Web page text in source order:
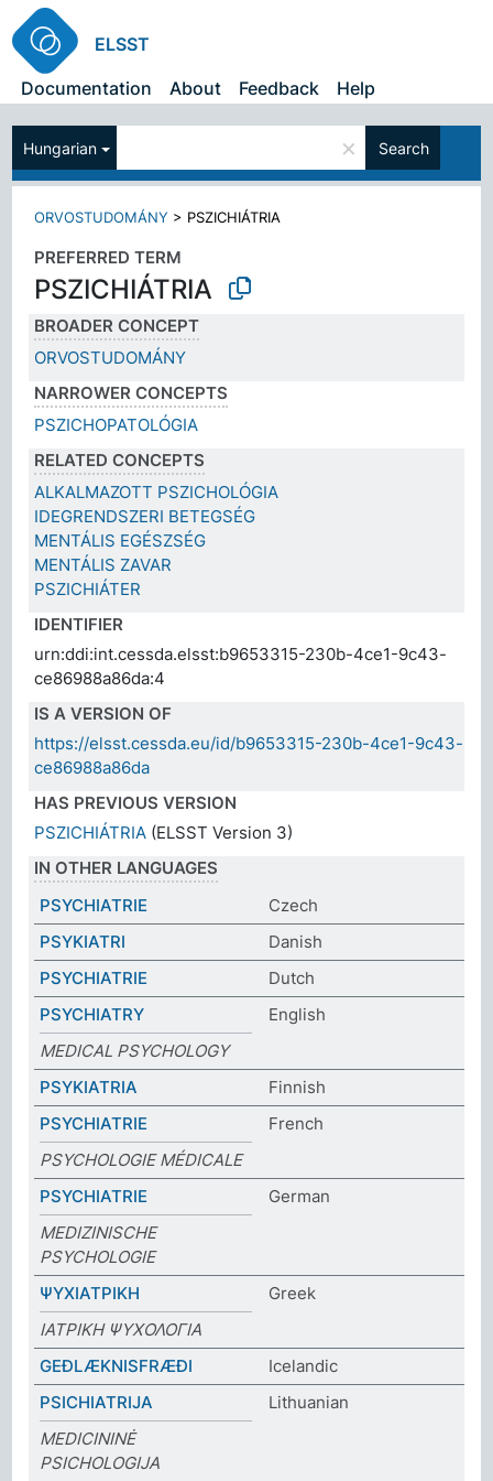
ELSST
Documentation
About Feedback Help
Hungarian × Search
ORVOSTUDOMÁNY > PSZICHIÁTRIA
PREFERRED TERM
PSZICHIÁTRIA
BROADER CONCEPT
ORVOSTUDOMÁNY
NARROWER CONCEPTS
PSZICHOPATOLÓGIA
RELATED CONCEPTS
ALKALMAZOTT PSZICHOLÓGIA
IDEGRENDSZERI BETEGSÉG
MENTÁLIS EGÉSZSÉG
MENTÁLIS ZAVAR
PSZICHIÁTER
IDENTIFIER
urn:ddi:int.cessda.elsst:b9653315-230b-4ce1-9c43-
ce86988a86da:4
IS A VERSION OF
https://elsst.cessda.eu/id/b9653315-230b-4ce1-9c43-
ce86988a86da
HAS PREVIOUS VERSION
PSZICHIÁTRIA (ELSST Version 3)
IN OTHER LANGUAGES
PSYCHIATRIE
Czech
PSYKIATRI
Danish
PSYCHIATRIE
Dutch
PSYCHIATRY
English
MEDICAL PSYCHOLOGY
PSYKIATRIA
Finnish
PSYCHIATRIE
French
PSYCHOLOGIE MÉDICALE
PSYCHIATRIE
German
MEDIZINISCHE
PSYCHOLOGIE
ΨΥΧΙΑΤΡΙΚΗ
Greek
ΙΑΤΡΙΚΗ ΨΥΧΟΛΟΓΙΑ
GEÐLÆKNISFRÆÐI
Icelandic
PSICHIATRIJA
Lithuanian
MEDICININĖ
PSICHOLOGIJA